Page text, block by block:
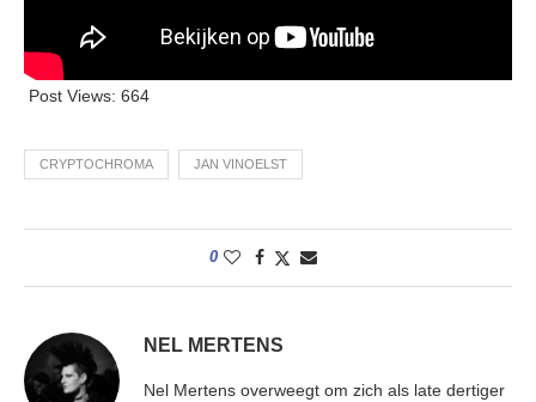
Post Views: 664
CRYPTOCHROMA JAN VINOELST
0
NEL MERTENS
Nel Mertens overweegt om zich als late dertiger